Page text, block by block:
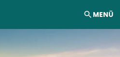
MENÜ